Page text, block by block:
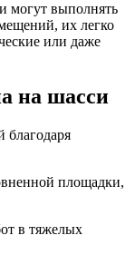
выполнять
их легко
или даже
на шасси
благодаря
площадки,
в тяжелых